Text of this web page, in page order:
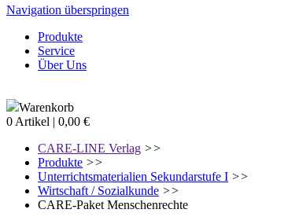
Navigation überspringen
Produkte
Service
Über Uns
Warenkorb
0 Artikel | 0,00 €
CARE-LINE Verlag >>
Produkte >>
Unterrichtsmaterialien Sekundarstufe I >>
Wirtschaft / Sozialkunde >>
CARE-Paket Menschenrechte